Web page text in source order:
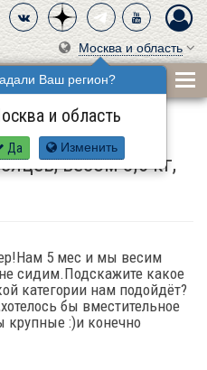
Москва и область
Ваш регион?
и область
Да Изменить
весом 8,6 кг,
5 мес и мы весим
сидим.Подскажите какое
категории нам подойдёт?
бы вместительное
крупные :)и конечно